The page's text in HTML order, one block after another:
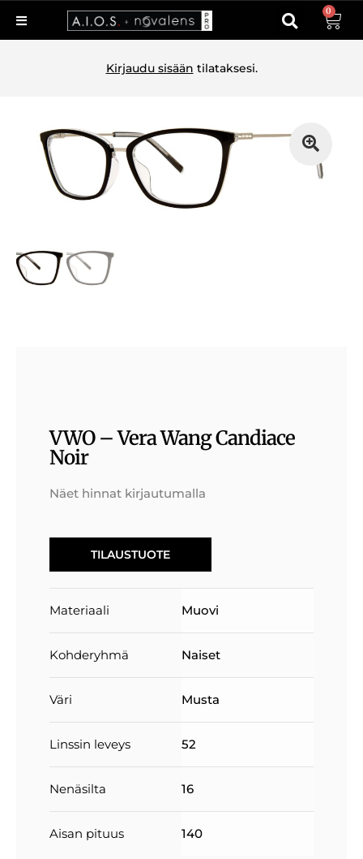
0
Kirjaudu sisään tilataksesi.
VWO – Vera Wang Candiace
Noir
Näet hinnat kirjautumalla
TILAUSTUOTE
Materiaali Muovi
Kohderyhmä Naiset
Väri Musta
Linssin leveys 52
Nenäsilta 16
Aisan pituus 140